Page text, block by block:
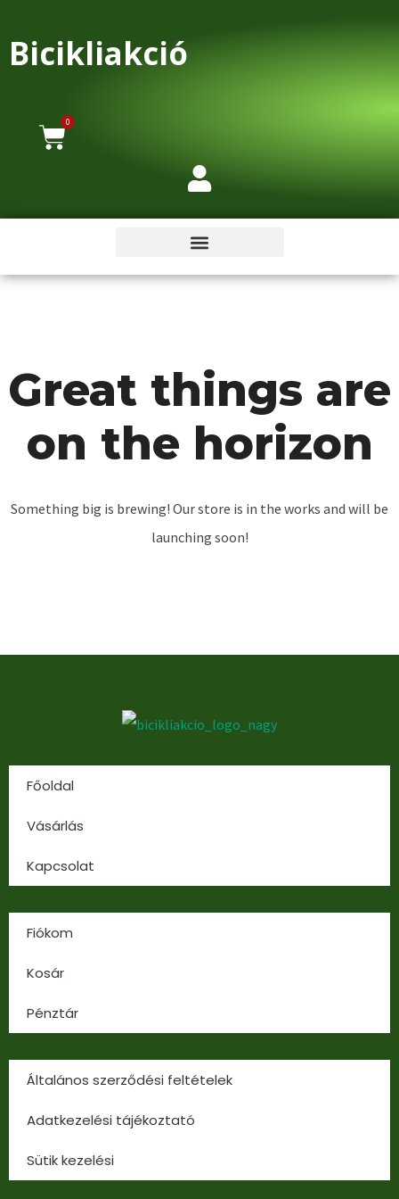
Bicikliakció
0
Great things are
on the horizon
Something big is brewing! Our store is in the works and will be
launching soon!
Főoldal
Vásárlás
Kapcsolat
Fiókom
Kosár
Pénztár
Általános szerződési feltételek
Adatkezelési tájékoztató
Sütik kezelési